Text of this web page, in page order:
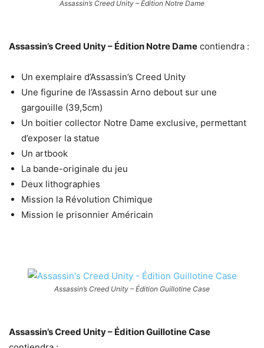
Assassin’s Creed Unity – Édition Notre Dame
Assassin’s Creed Unity – Édition Notre Dame contiendra :
Un exemplaire d’Assassin’s Creed Unity
Une figurine de l’Assassin Arno debout sur une
gargouille (39,5cm)
Un boitier collector Notre Dame exclusive, permettant
d’exposer la statue
Un artbook
La bande-originale du jeu
Deux lithographies
Mission la Révolution Chimique
Mission le prisonnier Américain
Assassin’s Creed Unity – Édition Guillotine Case
Assassin’s Creed Unity – Édition Guillotine Case